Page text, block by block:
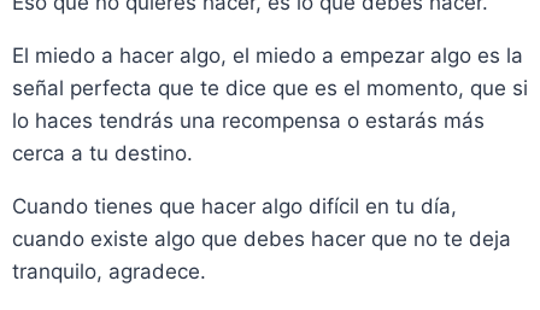
El miedo a hacer algo, el miedo a empezar algo es la
señal perfecta que te dice que es el momento, que si
lo haces tendrás una recompensa o estarás más
cerca a tu destino.
Cuando tienes que hacer algo difícil en tu día,
cuando existe algo que debes hacer que no te deja
tranquilo, agradece.